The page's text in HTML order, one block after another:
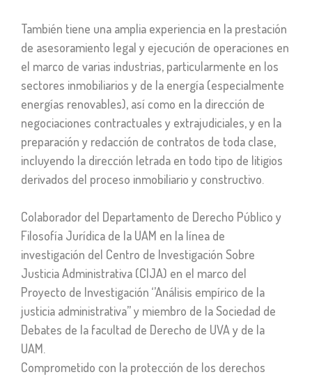
También tiene una amplia experiencia en la prestación
de asesoramiento legal y ejecución de operaciones en
el marco de varias industrias, particularmente en los
sectores inmobiliarios y de la energía (especialmente
energías renovables), así como en la dirección de
negociaciones contractuales y extrajudiciales, y en la
preparación y redacción de contratos de toda clase,
incluyendo la dirección letrada en todo tipo de litigios
derivados del proceso inmobiliario y constructivo.
Colaborador del Departamento de Derecho Público y
Filosofía Jurídica de la UAM en la línea de
investigación del Centro de Investigación Sobre
Justicia Administrativa (CIJA) en el marco del
Proyecto de Investigación ‘​’Análisis empírico de la
justicia administrativa’’ y miembro de la Sociedad de
Debates de la facultad de Derecho de UVA y de la
UAM.
Comprometido con la protección de los derechos